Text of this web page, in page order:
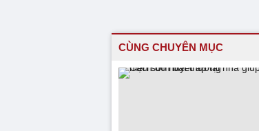
CÙNG CHUYÊN MỤC